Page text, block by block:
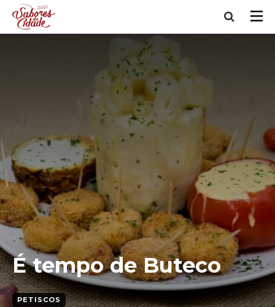
É tempo de Buteco
PETISCOS